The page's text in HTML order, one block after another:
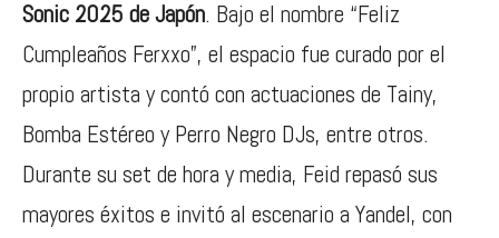
Sonic 2025 de Japón. Bajo el nombre “Feliz
Cumpleaños Ferxxo”, el espacio fue curado por el
propio artista y contó con actuaciones de Tainy,
Bomba Estéreo y Perro Negro DJs, entre otros.
Durante su set de hora y media, Feid repasó sus
mayores éxitos e invitó al escenario a Yandel, con